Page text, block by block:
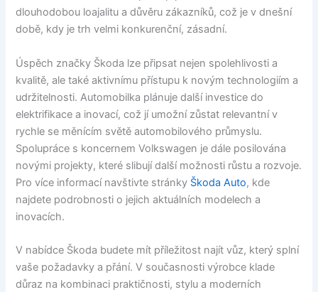
dlouhodobou loajalitu a důvěru zákazníků, což je v dnešní
době, kdy je trh velmi konkurenční, zásadní.
Úspěch značky Škoda lze připsat nejen spolehlivosti a
kvalitě, ale také aktivnímu přístupu k novým technologiím a
udržitelnosti. Automobilka plánuje další investice do
elektrifikace a inovací, což jí umožní zůstat relevantní v
rychle se měnícím světě automobilového průmyslu.
Spolupráce s koncernem Volkswagen je dále posilována
novými projekty, které slibují další možnosti růstu a rozvoje.
Pro více informací navštivte stránky Škoda Auto, kde
najdete podrobnosti o jejich aktuálních modelech a
inovacích.
V nabídce Škoda budete mít příležitost najít vůz, který splní
vaše požadavky a přání. V současnosti výrobce klade
důraz na kombinaci praktičnosti, stylu a moderních